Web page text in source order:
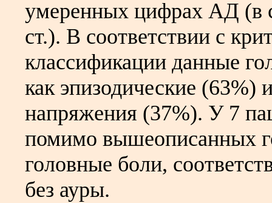
умеренных цифрах АД (в
ст.). В соответствии с
классификации данные
как эпизодические (63%)
напряжения (37%). У 7
помимо вышеописанных
головные боли,
без ауры.